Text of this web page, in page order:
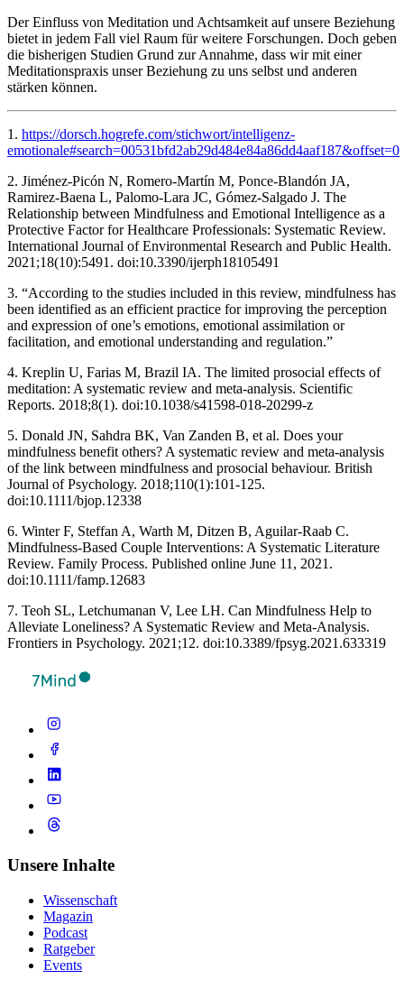
Der Einfluss von Meditation und Achtsamkeit auf unsere Beziehung
bietet in jedem Fall viel Raum für weitere Forschungen. Doch geben
die bisherigen Studien Grund zur Annahme, dass wir mit einer
Meditationspraxis unser Beziehung zu uns selbst und anderen
stärken können.
1. https://dorsch.hogrefe.com/stichwort/intelligenz-
emotionale#search=00531bfd2ab29d484e84a86dd4aaf187&offset=0
2. Jiménez-Picón N, Romero-Martín M, Ponce-Blandón JA,
Ramirez-Baena L, Palomo-Lara JC, Gómez-Salgado J. The
Relationship between Mindfulness and Emotional Intelligence as a
Protective Factor for Healthcare Professionals: Systematic Review.
International Journal of Environmental Research and Public Health.
2021;18(10):5491. doi:10.3390/ijerph18105491
3. “According to the studies included in this review, mindfulness has
been identified as an efficient practice for improving the perception
and expression of one’s emotions, emotional assimilation or
facilitation, and emotional understanding and regulation.”
4. Kreplin U, Farias M, Brazil IA. The limited prosocial effects of
meditation: A systematic review and meta-analysis. Scientific
Reports. 2018;8(1). doi:10.1038/s41598-018-20299-z ‌
5. Donald JN, Sahdra BK, Van Zanden B, et al. Does your
mindfulness benefit others? A systematic review and meta-analysis
of the link between mindfulness and prosocial behaviour. British
Journal of Psychology. 2018;110(1):101-125.
doi:10.1111/bjop.12338
6. Winter F, Steffan A, Warth M, Ditzen B, Aguilar‐Raab C.
Mindfulness‐Based Couple Interventions: A Systematic Literature
Review. Family Process. Published online June 11, 2021.
doi:10.1111/famp.12683
7. Teoh SL, Letchumanan V, Lee LH. Can Mindfulness Help to
Alleviate Loneliness? A Systematic Review and Meta-Analysis.
Frontiers in Psychology. 2021;12. doi:10.3389/fpsyg.2021.633319
Unsere Inhalte
Wissenschaft
Magazin
Podcast
Ratgeber
Events